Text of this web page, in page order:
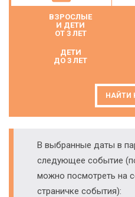
ВЗРОСЛЫЕ
И ДЕТИ
ОТ 3 ЛЕТ
ДЕТИ
ДО 3 ЛЕТ
НАЙТИ
В выбранные даты в
следующее событие
можно посмотреть на
страничке события):